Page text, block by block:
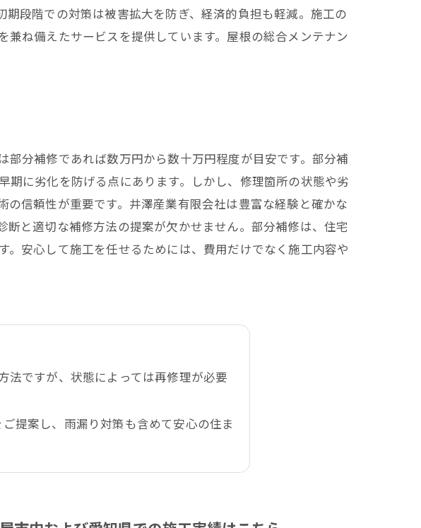
段階での対策は被害拡大を防ぎ、経済的負担も軽減。施工の
ね備えたサービスを提供しています。屋根の総合メンテナン
分補修であれば数万円から数十万円程度が目安です。部分補
に劣化を防げる点にあります。しかし、修理箇所の状態や劣
信頼性が重要です。井澤産業有限会社は豊富な経験と確かな
と適切な補修方法の提案が欠かせません。部分補修は、住宅
安心して施工を任せるためには、費用だけでなく施工内容や
法ですが、状態によっては再修理が必要
提案し、雨漏り対策も含めて安心の住ま